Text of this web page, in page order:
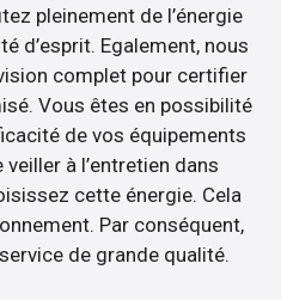
pleinement de l’énergie
d’esprit. Egalement, nous
complet pour certifier
Vous êtes en possibilité
de vos équipements
à l’entretien dans
cette énergie. Cela
Par conséquent,
de grande qualité.